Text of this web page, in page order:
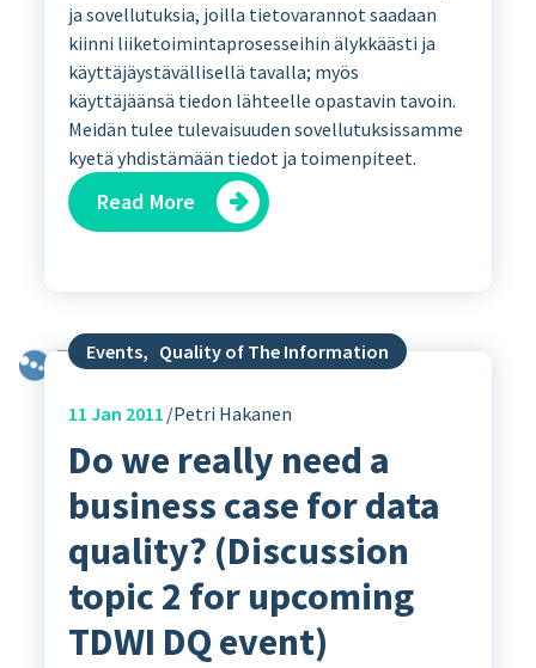
ja sovellutuksia, joilla tietovarannot saadaan
kiinni liiketoimintaprosesseihin älykkäästi ja
käyttäjäystävällisellä tavalla; myös
käyttäjäänsä tiedon lähteelle opastavin tavoin.
Meidän tulee tulevaisuuden sovellutuksissamme
kyetä yhdistämään tiedot ja toimenpiteet.
Read More
Events, Quality of The Information
11 Jan 2011 Petri Hakanen
Do we really need a
business case for data
quality? (Discussion
topic 2 for upcoming
TDWI DQ event)